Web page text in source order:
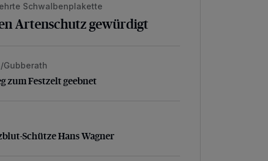
Schwalbenplakette
Artenschutz gewürdigt
Festzelt geebnet
Gubberath
zum Festzelt geebnet
Schütze Hans Wagner
Schütze Hans Wagner